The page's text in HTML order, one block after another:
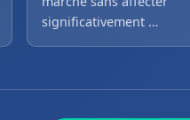
significativement …